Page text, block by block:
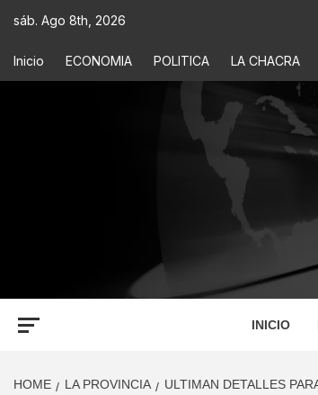
sáb. Ago 8th, 2026
Inicio ECONOMIA POLITICA LA CHACRA
INICIO
HOME LA PROVINCIA ULTIMAN DETALLES